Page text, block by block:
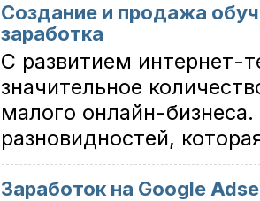
Создание и продажа
заработка
С развитием интернет-
значительное
малого онлайн-
разновидностей,
Заработок на Google